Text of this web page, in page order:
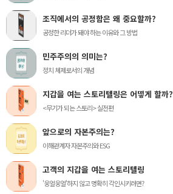
조직에서의 공정함은 왜 중요할까?
공정한 리더가 돼야 하는 이유와 그 방법
민주주의의 의미는?
정치 체제로서의 개념
지갑을 여는 스토리텔링은 어떻게 할까?
<무기가 되는 스토리> 실전편
앞으로의 자본주의는?
이해관계자 자본주의와 ESG
고객의 지갑을 여는 스토리텔링
'웅얼웅얼'하지 않고 명확히 각인시키려면?